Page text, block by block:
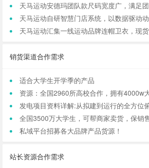
天马运动安德玛团队款尺码宽度广，满足团队
天马运动自研智慧门店系统，以数据驱动动销管理，
天马运动汇集一线运动品牌连帽卫衣，现货保障支持快速
销货渠道合作需求
适合大学生开学季的产品
资源：全国2960所高校合作，拥有4000w大学生用户资源，8万+发底薪的校内学生团长，需求
发电项目资料详解:从拟建到运行的全方位
全国3500万大学生，可帮商家卖货，保销售额，同
私域平台招募各大品牌产品货源！
站长资源合作需求